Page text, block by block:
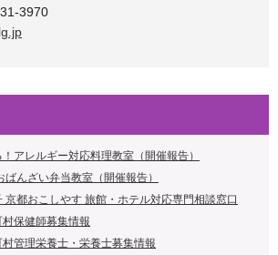
3970
アレルギー対応料理教室（開催報告）
んざい弁当教室（開催報告）
京都おこしやす 旅館・ホテル対応専門相談窓口
保健師募集情報
管理栄養士・栄養士募集情報